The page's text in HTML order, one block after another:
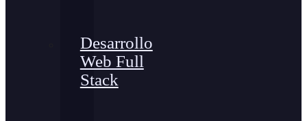
Desarrollo
Web Full
Stack